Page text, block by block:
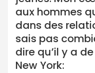
aux hommes
dans des
sais pas
dire qu’il y a
New York: